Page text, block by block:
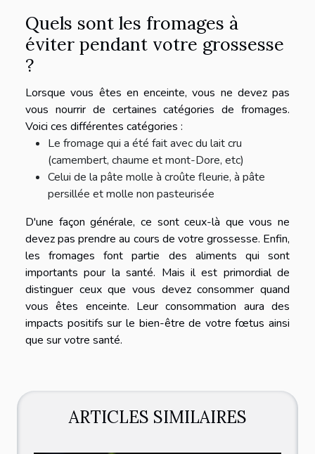
Quels sont les fromages à
éviter pendant votre grossesse
?
Lorsque vous êtes en enceinte, vous ne devez pas
vous nourrir de certaines catégories de fromages.
Voici ces différentes catégories :
Le fromage qui a été fait avec du lait cru
(camembert, chaume et mont-Dore, etc)
Celui de la pâte molle à croûte fleurie, à pâte
persillée et molle non pasteurisée
D'une façon générale, ce sont ceux-là que vous ne
devez pas prendre au cours de votre grossesse. Enfin,
les fromages font partie des aliments qui sont
importants pour la santé. Mais il est primordial de
distinguer ceux que vous devez consommer quand
vous êtes enceinte. Leur consommation aura des
impacts positifs sur le bien-être de votre fœtus ainsi
que sur votre santé.
ARTICLES SIMILAIRES